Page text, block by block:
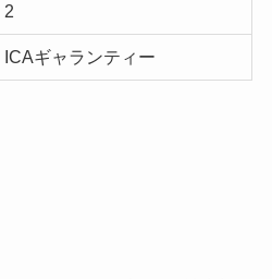
2
ICAギャランティー